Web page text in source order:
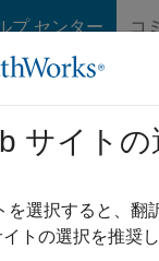
プ センター コ
サイトの
を選択すると、翻
トの選択を推奨